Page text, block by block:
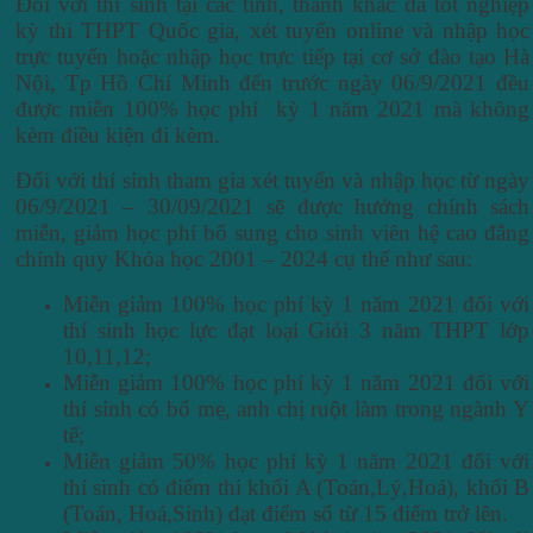
kỳ thi THPT Quốc gia, xét tuyển online và nhập học
trực tuyến hoặc nhập học trực tiếp tại cơ sở đào tạo Hà
Nội, Tp Hồ Chí Minh đến trước ngày 06/9/2021 đều
được miễn 100% học phí kỳ 1 năm 2021 mà không
kèm điều kiện đi kèm.
Đối với thí sinh tham gia xét tuyển và nhập học từ ngày
06/9/2021 – 30/09/2021 sẽ được hưởng chính sách
miễn, giảm học phí bổ sung cho sinh viên hệ cao đẳng
chính quy Khóa học 2001 – 2024 cụ thể như sau:
Miễn giảm 100% học phí kỳ 1 năm 2021 đối với
thí sinh học lực đạt loại Giỏi 3 năm THPT lớp
10,11,12;
Miễn giảm 100% học phí kỳ 1 năm 2021 đối với
thí sinh có bố mẹ, anh chị ruột làm trong ngành Y
tế;
Miễn giảm 50% học phí kỳ 1 năm 2021 đối với
thí sinh có điểm thi khối A (Toán,Lý,Hoá), khối B
(Toán, Hoá,Sinh) đạt điểm số từ 15 điểm trở lên.